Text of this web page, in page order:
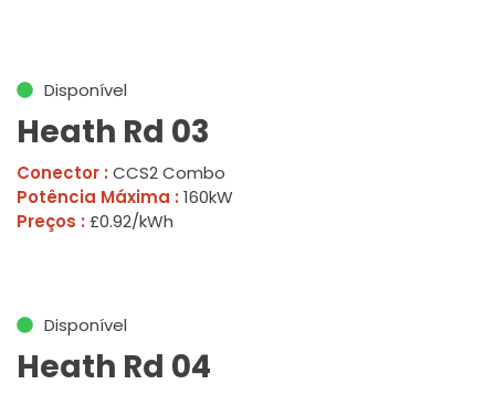
Disponível
Heath Rd 03
Conector : CCS2 Combo
Potência Máxima : 160kW
Preços : £0.92/kWh
Disponível
Heath Rd 04